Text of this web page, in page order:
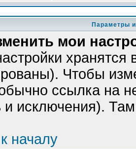
Параметры
мои
Чтобы
ссылка на
и исключения).
началу